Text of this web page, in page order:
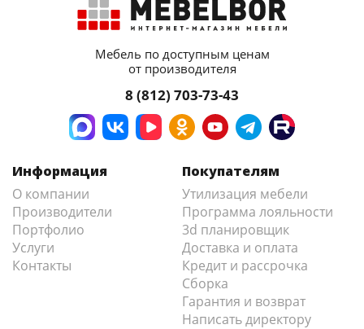
Мебель по доступным ценам
от производителя
8 (812) 703-73-43
Информация
О компании
Производители
Портфолио
Услуги
Контакты
Покупателям
Утилизация мебели
Программа лояльности
3d планировщик
Доставка и оплата
Кредит и рассрочка
Сборка
Гарантия и возврат
Написать директору